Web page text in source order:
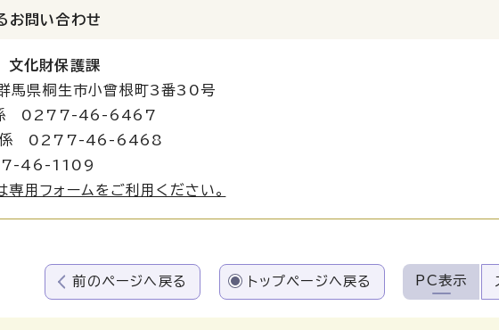
お問い合わせ
文化財保護課
県桐生市小曾根町3番30号
係 0277-46-6467
0277-46-6468
46-1109
用フォームをご利用ください。
前のページへ戻る トップページへ戻る PC表示